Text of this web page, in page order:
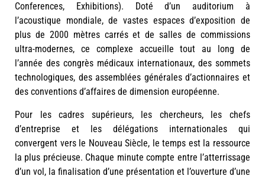
Conferences, Exhibitions). Doté d’un auditorium à
l’acoustique mondiale, de vastes espaces d’exposition de
plus de 2000 mètres carrés et de salles de commissions
ultra-modernes, ce complexe accueille tout au long de
l’année des congrès médicaux internationaux, des sommets
technologiques, des assemblées générales d’actionnaires et
des conventions d’affaires de dimension européenne.
Pour les cadres supérieurs, les chercheurs, les chefs
d’entreprise et les délégations internationales qui
convergent vers le Nouveau Siècle, le temps est la ressource
la plus précieuse. Chaque minute compte entre l’atterrissage
d’un vol, la finalisation d’une présentation et l’ouverture d’une